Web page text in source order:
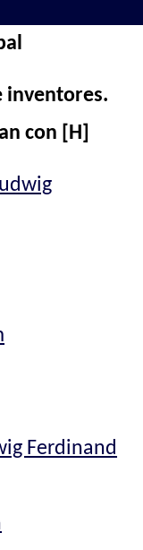
inventores.
con [H]
Ferdinand